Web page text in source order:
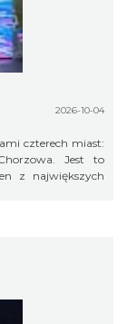
2026-10-04
czterech miast:
Jest to
z największych